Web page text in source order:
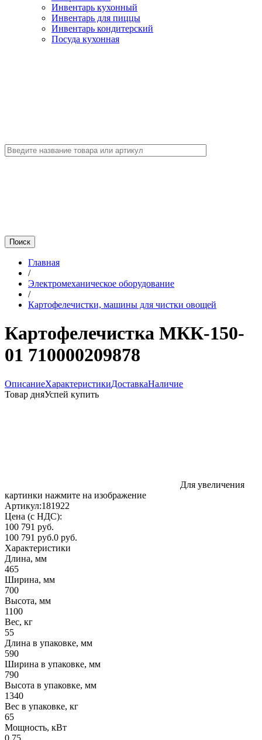
Инвентарь кухонный
Инвентарь для пиццы
Инвентарь кондитерский
Посуда кухонная
Главная
/
Электромеханическое оборудование
/
Картофелечистки, машины для чистки овощей
Картофелечистка МКК-150-
01 710000209878
ОписаниеХарактеристикиДоставкаНаличие
Товар дняУспей купить
Для увеличения
картинки нажмите на изображение
Артикул:181922
Цена (с НДС):
100 791 руб.
100 791 руб.0 руб.
Характеристики
Длина, мм
465
Ширина, мм
700
Высота, мм
1100
Вес, кг
55
Длина в упаковке, мм
590
Ширина в упаковке, мм
790
Высота в упаковке, мм
1340
Вес в упаковке, кг
65
Мощность, кВт
0.75